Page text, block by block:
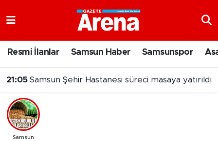
Resmi İlanlar Samsun Haber Samsunspor
21:05 Samsun Şehir Hastanesi süreci masaya yatırıldı
Samsun
Samsun Namaz Vakitleri
Trafik Durumu
Süper Lig Puan Durumu ve Fikstür